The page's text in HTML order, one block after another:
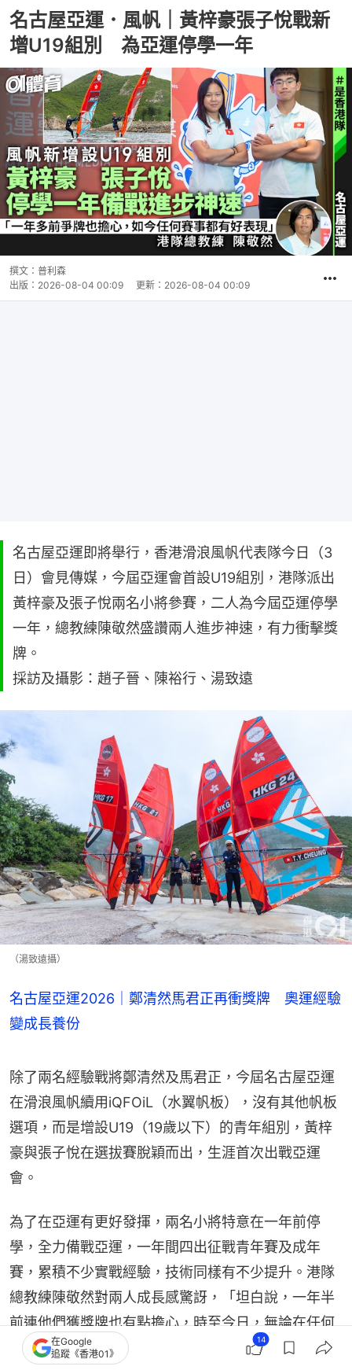
名古屋亞運．風帆｜黃梓豪張子悅戰新
增U19組別 為亞運停學一年
撰文： 普利森
出版： 2026-08-04 00:09 更新： 2026-08-04 00:09
名古屋亞運即將舉行，香港滑浪風帆代表隊今日（3
日）會見傳媒，今屆亞運會首設U19組別，港隊派出
黃梓豪及張子悅兩名小將參賽，二人為今屆亞運停學
一年，總教練陳敬然盛讚兩人進步神速，有力衝擊獎
牌。
採訪及攝影：趙子晉、陳裕行、湯致遠
（湯致遠攝）
名古屋亞運2026｜鄭清然馬君正再衝獎牌 奧運經驗
變成長養份
除了兩名經驗戰將鄭清然及馬君正，今屆名古屋亞運
在滑浪風帆續用iQFOiL（水翼帆板），沒有其他帆板
選項，而是增設U19（19歲以下）的青年組別，黃梓
豪與張子悅在選拔賽脫穎而出，生涯首次出戰亞運
會。
為了在亞運有更好發揮，兩名小將特意在一年前停
學，全力備戰亞運，一年間四出征戰青年賽及成年
賽，累積不少實戰經驗，技術同樣有不少提升。港隊
總教練陳敬然對兩人成長感驚訝，「坦白說，一年半
前連他們獲獎牌也有點擔心，時至今日，無論在任何
風勢、任何場合，他們也交出上佳表現，進步十分誇
在Google
追蹤《香港01》
14